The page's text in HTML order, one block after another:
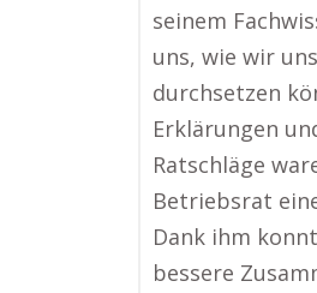
seinem
uns, wie wir
durchsetzen
Erklärungen
Ratschläge
Betriebsrat
Dank ihm
bessere